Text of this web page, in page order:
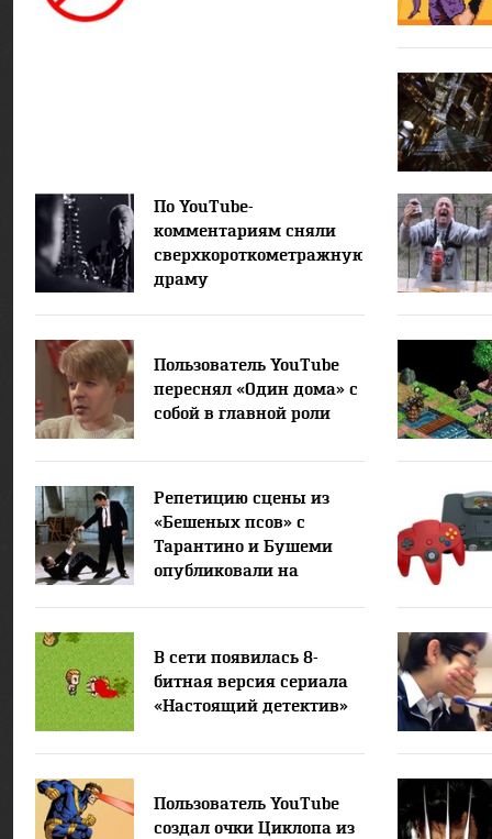
По YouTube-
комментариям сняли
сверхкороткометражную
драму
Пользователь YouTube
переснял «Один дома» с
собой в главной роли
Репетицию сцены из
«Бешеных псов» с
Тарантино и Бушеми
опубликовали на
В сети появилась 8-
битная версия сериала
«Настоящий детектив»
Пользователь YouTube
создал очки Циклопа из